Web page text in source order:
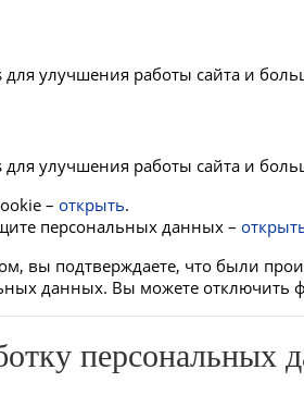
улучшения работы сайта и
улучшения работы сайта и
–открыть.
персональных данных –
вы подтверждаете, что были
данных. Вы можете отключить
персональных